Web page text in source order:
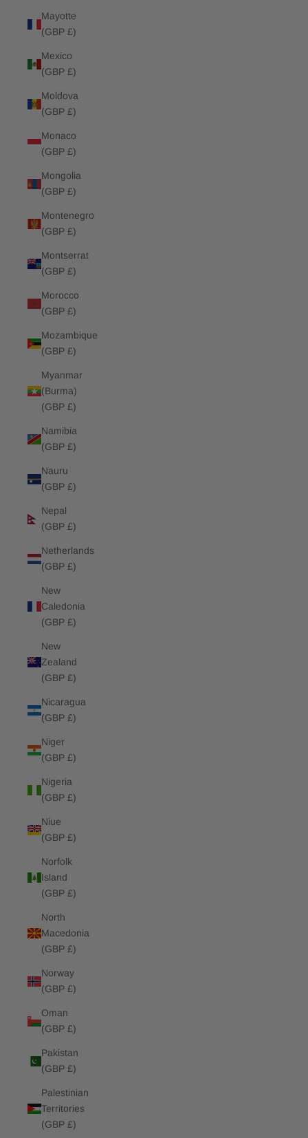
Mayotte
(GBP £)
Mexico
(GBP £)
Moldova
(GBP £)
Monaco
(GBP £)
Mongolia
(GBP £)
Montenegro
(GBP £)
Montserrat
(GBP £)
Morocco
(GBP £)
Mozambique
(GBP £)
Myanmar
(Burma)
(GBP £)
Namibia
(GBP £)
Nauru
(GBP £)
Nepal
(GBP £)
Netherlands
(GBP £)
New
Caledonia
(GBP £)
New
Zealand
(GBP £)
Nicaragua
(GBP £)
Niger
(GBP £)
Nigeria
(GBP £)
Niue
(GBP £)
Norfolk
Island
(GBP £)
North
Macedonia
(GBP £)
Norway
(GBP £)
Oman
(GBP £)
Pakistan
(GBP £)
Palestinian
Territories
(GBP £)